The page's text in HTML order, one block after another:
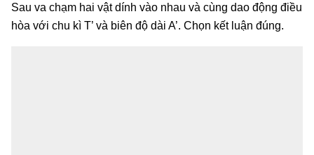
Sau va chạm hai vật dính vào nhau và cùng dao động điều
hòa với chu kì T’ và biên độ dài A’. Chọn kết luận đúng.